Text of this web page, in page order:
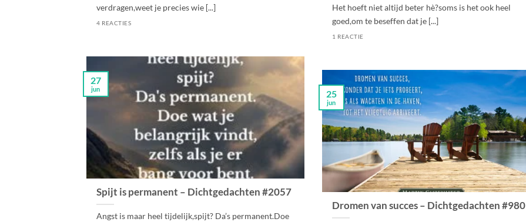
verdragen,weet je precies wie [...]
4 REACTIES
Het hoeft niet altijd beter hè?soms is het ook heel
goed,om te beseffen dat je [...]
1 REACTIE
Spijt is permanent – Dichtgedachten #2057
Angst is maar heel tijdelijk,spijt? Da’s permanent.Doe
27
jun
Dromen van succes – Dichtgedachten #980
25
jun